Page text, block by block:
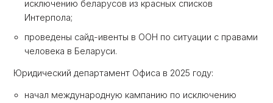
исключению беларусов из красных списков
Интерпола;
проведены сайд-ивенты в ООН по ситуации с правами
человека в Беларуси.
Юридический департамент Офиса в 2025 году:
начал международную кампанию по исключению